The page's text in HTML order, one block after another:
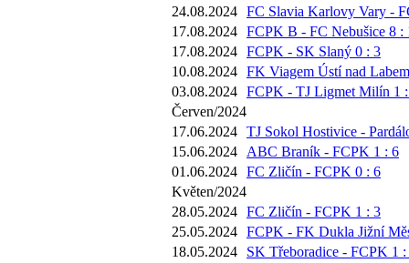
24.08.2024 FC Slavia Karlovy Vary -
17.08.2024 FCPK B - FC Nebušice 8 :
17.08.2024 FCPK - SK Slaný 0 : 3
10.08.2024 FK Viagem Ústí nad
03.08.2024 FCPK - TJ Ligmet Milín 1
Červen/2024
17.06.2024 TJ Sokol Hostivice -
15.06.2024
ABC Braník - FCPK 1 : 6
01.06.2024 FC Zličín - FCPK 0 : 6
Květen/2024
28.05.2024 FC Zličín - FCPK 1 : 3
25.05.2024 FCPK - FK Dukla Jižní
18.05.2024
SK Třeboradice - FCPK 1 :